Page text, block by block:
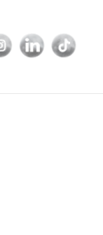
Instagram